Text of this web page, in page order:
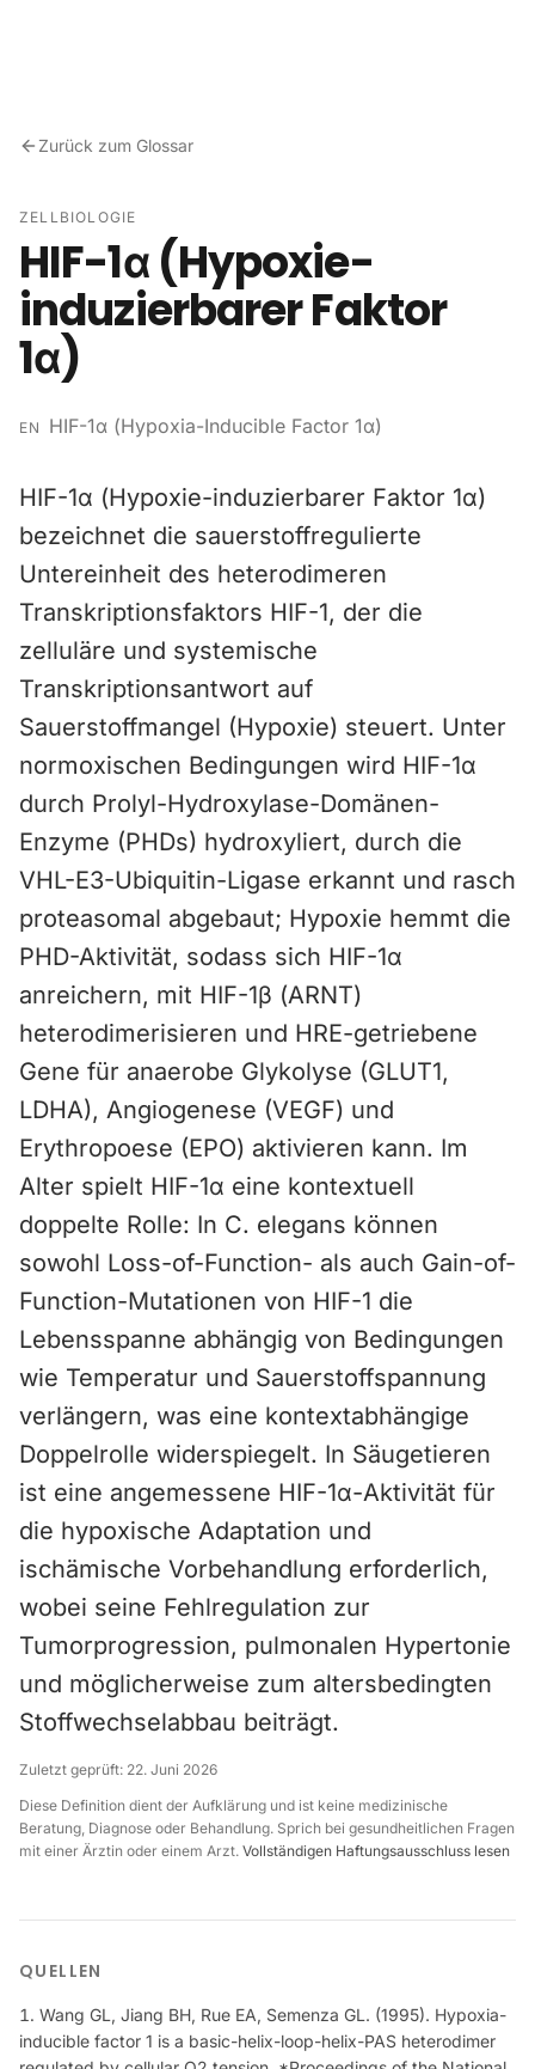
Zurück zum Glossar
ZELLBIOLOGIE
HIF-1α (Hypoxie-
induzierbarer Faktor
1α)
EN HIF-1α (Hypoxia-Inducible Factor 1α)
HIF-1α (Hypoxie-induzierbarer Faktor 1α)
bezeichnet die sauerstoffregulierte
Untereinheit des heterodimeren
Transkriptionsfaktors HIF-1, der die
zelluläre und systemische
Transkriptionsantwort auf
Sauerstoffmangel (Hypoxie) steuert. Unter
normoxischen Bedingungen wird HIF-1α
durch Prolyl-Hydroxylase-Domänen-
Enzyme (PHDs) hydroxyliert, durch die
VHL-E3-Ubiquitin-Ligase erkannt und rasch
proteasomal abgebaut; Hypoxie hemmt die
PHD-Aktivität, sodass sich HIF-1α
anreichern, mit HIF-1β (ARNT)
heterodimerisieren und HRE-getriebene
Gene für anaerobe Glykolyse (GLUT1,
LDHA), Angiogenese (VEGF) und
Erythropoese (EPO) aktivieren kann. Im
Alter spielt HIF-1α eine kontextuell
doppelte Rolle: In C. elegans können
sowohl Loss-of-Function- als auch Gain-of-
Function-Mutationen von HIF-1 die
Lebensspanne abhängig von Bedingungen
wie Temperatur und Sauerstoffspannung
verlängern, was eine kontextabhängige
Doppelrolle widerspiegelt. In Säugetieren
ist eine angemessene HIF-1α-Aktivität für
die hypoxische Adaptation und
ischämische Vorbehandlung erforderlich,
wobei seine Fehlregulation zur
Tumorprogression, pulmonalen Hypertonie
und möglicherweise zum altersbedingten
Stoffwechselabbau beiträgt.
Zuletzt geprüft: 22. Juni 2026
Diese Definition dient der Aufklärung und ist keine medizinische
Beratung, Diagnose oder Behandlung. Sprich bei gesundheitlichen Fragen
mit einer Ärztin oder einem Arzt. Vollständigen Haftungsausschluss lesen
QUELLEN
Wang GL, Jiang BH, Rue EA, Semenza GL. (1995). Hypoxia-
inducible factor 1 is a basic-helix-loop-helix-PAS heterodimer